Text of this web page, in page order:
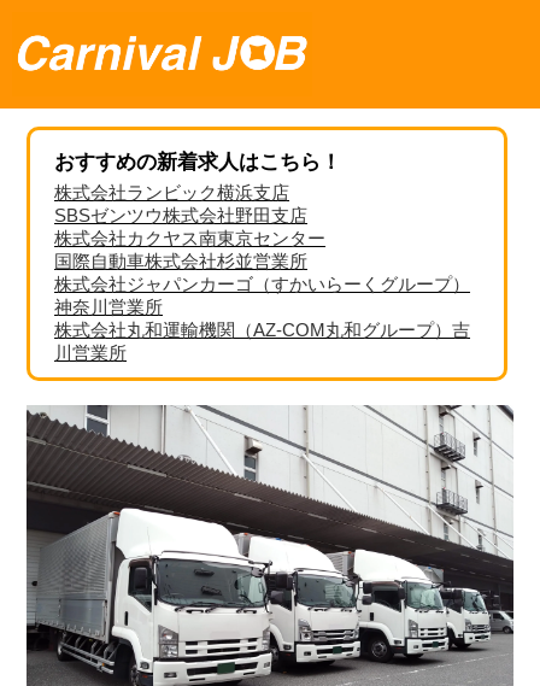
おすすめの新着求人はこちら！
株式会社ランビック横浜支店
SBSゼンツウ株式会社野田支店
株式会社カクヤス南東京センター
国際自動車株式会社杉並営業所
株式会社ジャパンカーゴ（すかいらーくグループ）
神奈川営業所
株式会社丸和運輸機関（AZ-COM丸和グループ）吉
川営業所